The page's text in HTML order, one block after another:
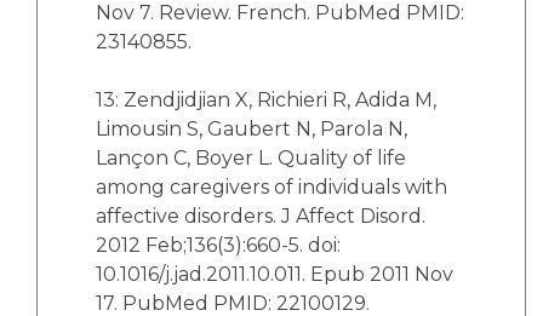
Nov 7. Review. French. PubMed PMID:
23140855.
13: Zendjidjian X, Richieri R, Adida M,
Limousin S, Gaubert N, Parola N,
Lançon C, Boyer L. Quality of life
among caregivers of individuals with
affective disorders. J Affect Disord.
2012 Feb;136(3):660-5. doi:
10.1016/j.jad.2011.10.011. Epub 2011 Nov
17. PubMed PMID: 22100129.